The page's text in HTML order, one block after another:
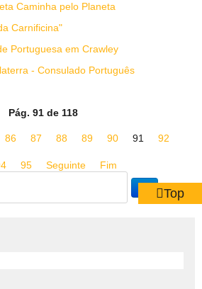
Caminha pelo Planeta
Carnificina"
Portuguesa em Crawley
- Consulado Português
Pág. 91 de 118
86 87 88 89 90 91 92
95 Seguinte Fim
Top